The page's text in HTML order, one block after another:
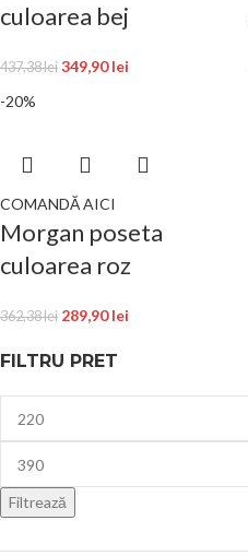
FILTRU PRET
Filtrează
culoarea bej
437,38lei 349,90lei
-20%
COMANDĂ AICI
Morgan poseta
culoarea roz
362,38lei 289,90lei